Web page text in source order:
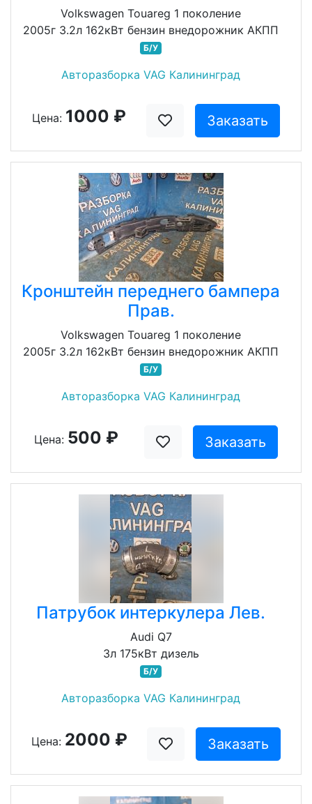
Volkswagen Touareg 1 поколение
2005г 3.2л 162кВт бензин внедорожник АКПП
Б/У
Авторазборка VAG Калининград
Цена: 1000 ₽ Заказать
Кронштейн переднего бампера
Прав.
Volkswagen Touareg 1 поколение
2005г 3.2л 162кВт бензин внедорожник АКПП
Б/У
Авторазборка VAG Калининград
Цена: 500 ₽ Заказать
Патрубок интеркулера Лев.
Audi Q7
3л 175кВт дизель
Б/У
Авторазборка VAG Калининград
Цена: 2000 ₽ Заказать